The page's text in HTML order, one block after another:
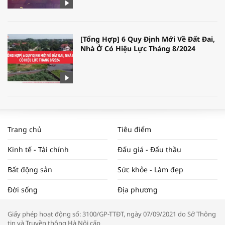
[Tổng Hợp] 6 Quy Định Mới Về Đất Đai,
Nhà Ở Có Hiệu Lực Tháng 8/2024
ĐẬP THỊ TRƯỜNG #62
Tọa đàm “Xúc tiến thương mại: Khơi
thông đầu ra cho sản phẩm OCOP”
Trang chủ Tiêu điểm
Kinh tế - Tài chính Đấu giá - Đấu thầu
Bất động sản Sức khỏe - Làm đẹp
Đời sống Địa phương
Giấy phép hoạt động số: 3100/GP-TTĐT, ngày 07/09/2021 do Sở Thông
tin và Truyền thông Hà Nội cấp